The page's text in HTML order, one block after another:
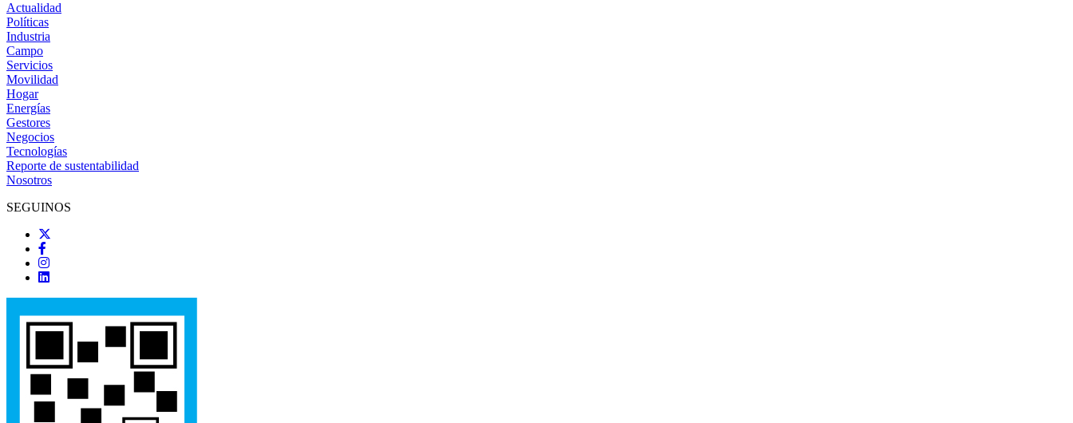
Actualidad
Políticas
Industria
Campo
Servicios
Movilidad
Hogar
Energías
Gestores
Negocios
Tecnologías
Reporte de sustentabilidad
Nosotros
SEGUINOS